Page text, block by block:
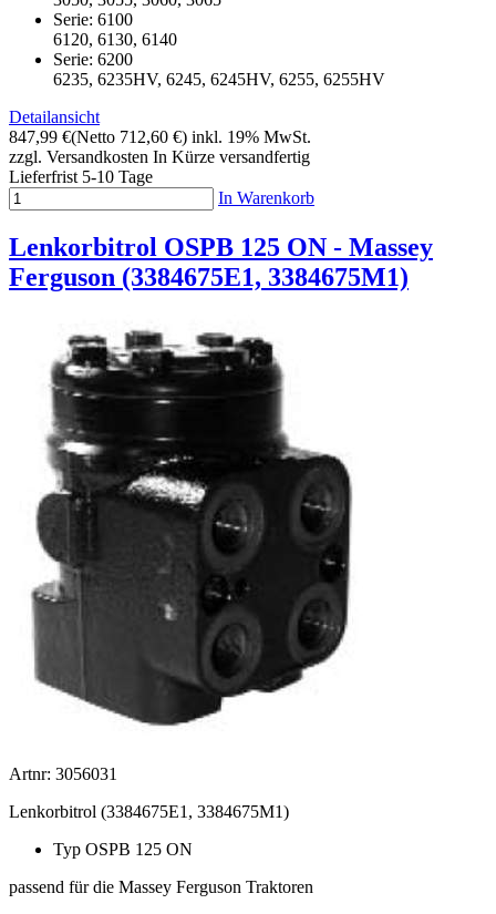
Serie: 6100
6120, 6130, 6140
Serie: 6200
6235, 6235HV, 6245, 6245HV, 6255, 6255HV
Detailansicht
847,99 €(Netto 712,60 €) inkl. 19% MwSt.
zzgl. Versandkosten In Kürze versandfertig
Lieferfrist 5-10 Tage
In Warenkorb
Lenkorbitrol OSPB 125 ON - Massey
Ferguson (3384675E1, 3384675M1)
Artnr: 3056031
Lenkorbitrol (3384675E1, 3384675M1)
Typ OSPB 125 ON
passend für die Massey Ferguson Traktoren